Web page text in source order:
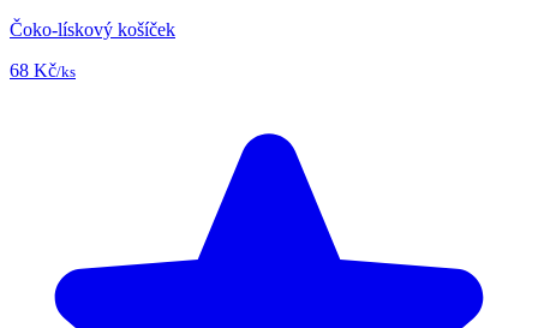
Čoko-lískový košíček
68 Kč/ks